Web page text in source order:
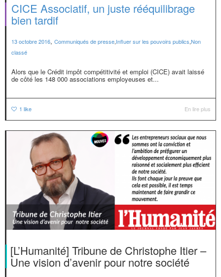
CICE Associatif, un juste rééquilibrage
bien tardif
13 octobre 2016, Communiqués de presse,Influer sur les pouvoirs publics,Non
classé
Alors que le Crédit impôt compétitivité et emploi (CICE) avait laissé
de côté les 148 000 associations employeuses et...
1 like En lire plus
[L’Humanité] Tribune de Christophe Itier –
Une vision d’avenir pour notre société